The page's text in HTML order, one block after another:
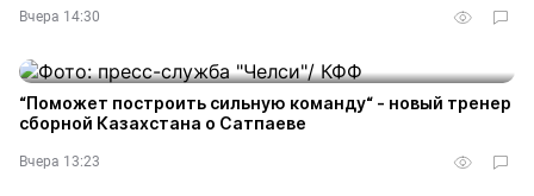
Вчера 14:30
“Поможет построить сильную команду“ - новый тренер
сборной Казахстана о Сатпаеве
Вчера 13:23